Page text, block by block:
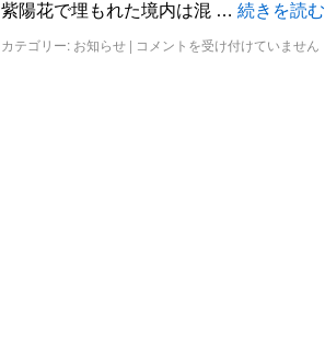
紫陽花で埋もれた境内は混 … 続きを読む
カテゴリー: お知らせ | コメントを受け付けていません